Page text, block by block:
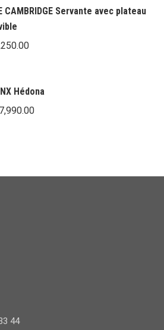
était :
est :
CAMBRIDGE Servante avec plateau
Hédona
44